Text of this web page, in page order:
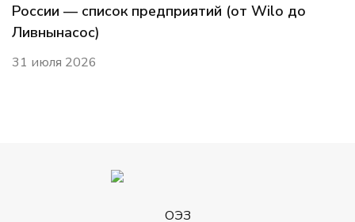
России — список предприятий (от Wilo до
Ливнынасос)
31 июля 2026
ОЭЗ